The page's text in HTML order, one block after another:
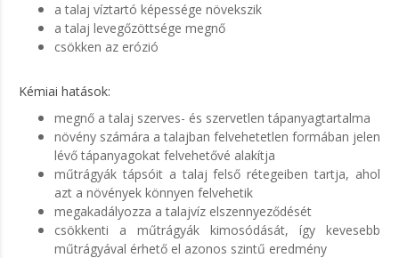
a talaj víztartó képessége növekszik
a talaj levegőzöttsége megnő
csökken az erózió
Kémiai hatások:
megnő a talaj szerves- és szervetlen tápanyagtartalma
növény számára a talajban felvehetetlen formában jelen
lévő tápanyagokat felvehetővé alakítja
műtrágyák tápsóit a talaj felső rétegeiben tartja, ahol
azt a növények könnyen felvehetik
megakadályozza a talajvíz elszennyeződését
csökkenti a műtrágyák kimosódását, így kevesebb
műtrágyával érhető el azonos szintű eredmény